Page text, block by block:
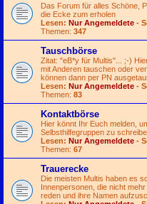
Das Forum für alles Schöne,
die Ecke zum erholen
Lesen: Nur Angemeldete -
Themen: 347
Tauschbörse
Zitat: "eB*y für Multis"... ;-)
mit Anderen tauschen oder
können dann per PN
Lesen: Nur Angemeldete -
Themen: 83
Kontaktbörse
Hier könnt Ihr Euch melden,
Selbsthilfegruppen zu
Lesen: Nur Angemeldete -
Themen: 67
Trauerecke
Die meisten Multis haben es
Innenpersonen, die nicht
reden und ihre Namen